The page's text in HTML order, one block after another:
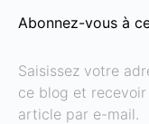
Abonnez-vous à
Saisissez votre
ce blog et
article par e-mail.